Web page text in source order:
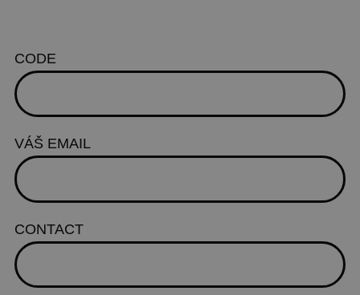
CODE
VÁŠ EMAIL
CONTACT